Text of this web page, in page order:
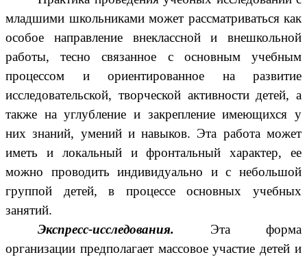
младшими школьниками может рассматриваться как
особое направление внеклассной и внешкольной
работы, тесно связанное с основным учебным
процессом и ориентированное на развитие
исследовательской, творческой активности детей, а
также на углубление и закрепление имеющихся у
них знаний, умений и навыков. Эта работа может
иметь и локальный и фронтальный характер, ее
можно проводить индивидуально и с небольшой
группой детей, в процессе основных учебных
занятий.
Экспресс-исследования. Эта форма
организации предполагает массовое участие детей и